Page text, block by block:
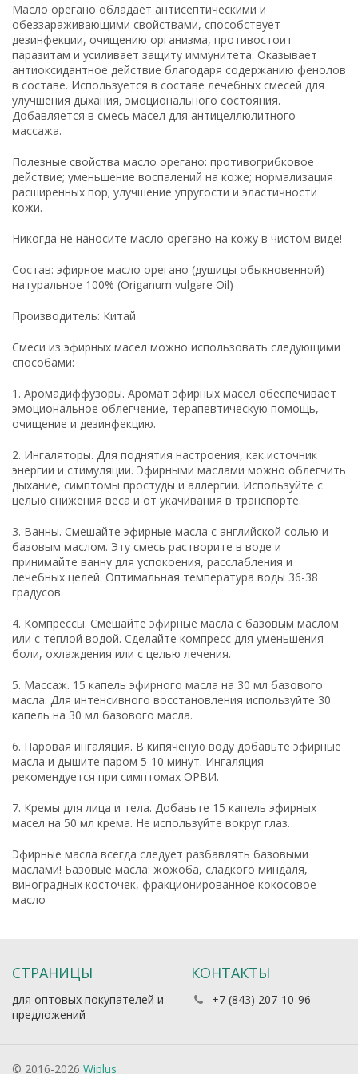
Масло орегано обладает антисептическими и
обеззараживающими свойствами, способствует
дезинфекции, очищению организма, противостоит
паразитам и усиливает защиту иммунитета. Оказывает
антиоксидантное действие благодаря содержанию фенолов
в составе. Используется в составе лечебных смесей для
улучшения дыхания, эмоционального состояния.
Добавляется в смесь масел для антицеллюлитного
массажа.
Полезные свойства масло орегано: противогрибковое
действие; уменьшение воспалений на коже; нормализация
расширенных пор; улучшение упругости и эластичности
кожи.
Никогда не наносите масло орегано на кожу в чистом виде!
Состав: эфирное масло орегано (душицы обыкновенной)
натуральное 100% (Origanum vulgare Oil)
Производитель: Китай
Смеси из эфирных масел можно использовать следующими
способами:
1. Аромадиффузоры. Аромат эфирных масел обеспечивает
эмоциональное облегчение, терапевтическую помощь,
очищение и дезинфекцию.
2. Ингаляторы. Для поднятия настроения, как источник
энергии и стимуляции. Эфирными маслами можно облегчить
дыхание, симптомы простуды и аллергии. Используйте с
целью снижения веса и от укачивания в транспорте.
3. Ванны. Смешайте эфирные масла с английской солью и
базовым маслом. Эту смесь растворите в воде и
принимайте ванну для успокоения, расслабления и
лечебных целей. Оптимальная температура воды 36-38
градусов.
4. Компрессы. Смешайте эфирные масла с базовым маслом
или с теплой водой. Сделайте компресс для уменьшения
боли, охлаждения или с целью лечения.
5. Массаж. 15 капель эфирного масла на 30 мл базового
масла. Для интенсивного восстановления используйте 30
капель на 30 мл базового масла.
6. Паровая ингаляция. В кипяченую воду добавьте эфирные
масла и дышите паром 5-10 минут. Ингаляция
рекомендуется при симптомах ОРВИ.
7. Кремы для лица и тела. Добавьте 15 капель эфирных
масел на 50 мл крема. Не используйте вокруг глаз.
Эфирные масла всегда следует разбавлять базовыми
маслами! Базовые масла: жожоба, сладкого миндаля,
виноградных косточек, фракционированное кокосовое
масло
СТРАНИЦЫ
для оптовых покупателей и
предложений
КОНТАКТЫ
+7 (843) 207-10-96
© 2016-2026 Wiplus